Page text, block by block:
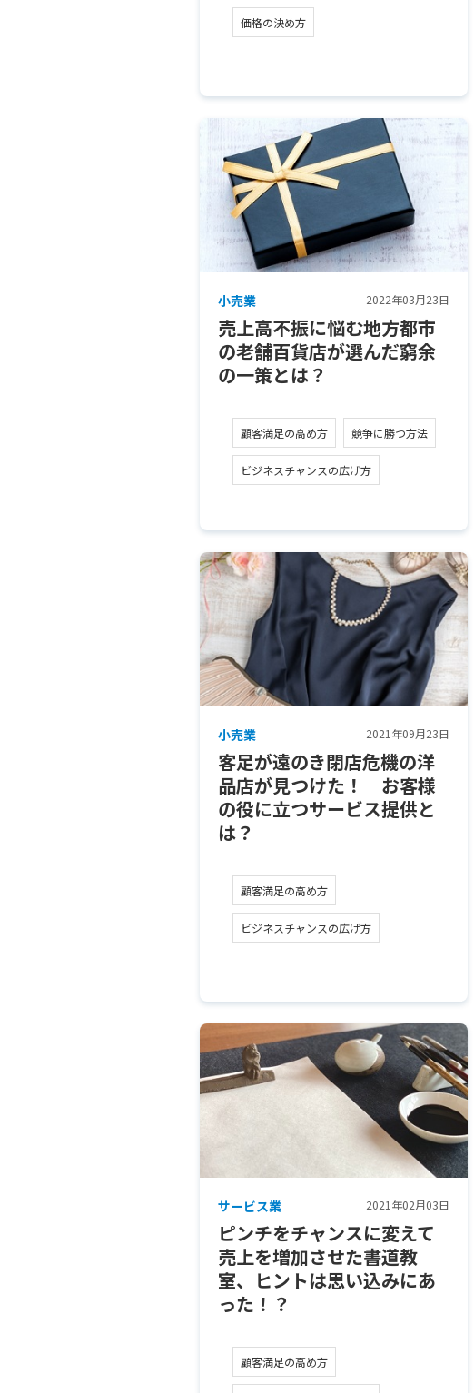
価格の決め方
小売業 2022年03月23日
売上高不振に悩む地方都市
の老舗百貨店が選んだ窮余
の一策とは？
顧客満足の高め方 競争に勝つ方法
ビジネスチャンスの広げ方
小売業 2021年09月23日
客足が遠のき閉店危機の洋
品店が見つけた！ お客様
の役に立つサービス提供と
は？
顧客満足の高め方
ビジネスチャンスの広げ方
サービス業 2021年02月03日
ピンチをチャンスに変えて
売上を増加させた書道教
室、ヒントは思い込みにあ
った！？
顧客満足の高め方